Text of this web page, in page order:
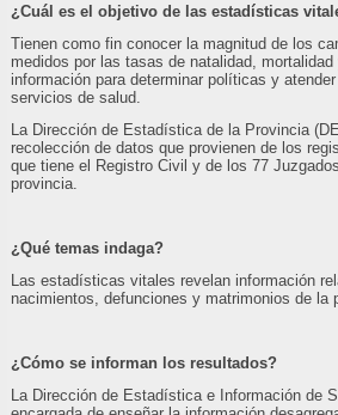
¿Cuál es el objetivo de las estadísticas
Tienen como fin conocer la magnitud de los
medidos por las tasas de natalidad,
información para determinar políticas y
servicios de salud.
La Dirección de Estadística de la Provincia
recolección de datos que provienen de los
que tiene el Registro Civil y de los 77
provincia.
¿Qué temas indaga?
Las estadísticas vitales revelan información
nacimientos, defunciones y matrimonios de la
¿Cómo se informan los resultados?
La Dirección de Estadística e Información de